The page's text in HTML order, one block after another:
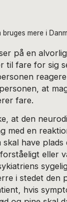
mere i
på en
til fare for sig
at
fare.
at den
med en
have plads
eller
i stedet den
hvis